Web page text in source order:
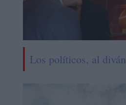
Los políticos, al diván